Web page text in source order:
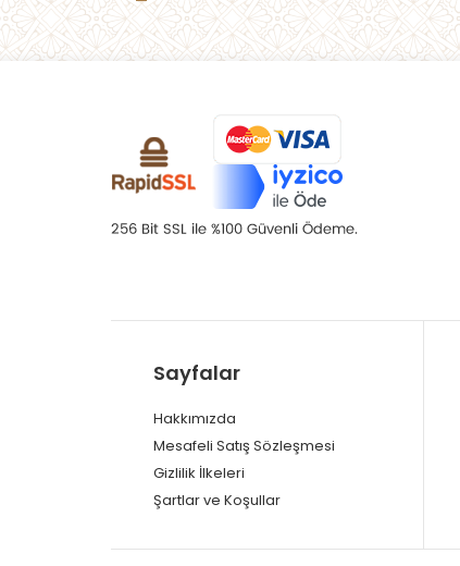
Sayfalar
Hakkımızda
Mesafeli Satış Sözleşmesi
Gizlilik İlkeleri
Şartlar ve Koşullar